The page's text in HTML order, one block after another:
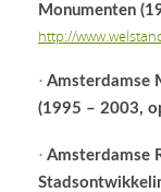
Monumenten
http://
• Amsterdamse
(1995 – 2003,
• Amsterdamse